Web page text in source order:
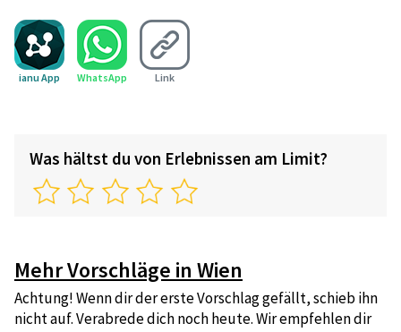
ianu App WhatsApp Link
Was hältst du von Erlebnissen am Limit?
Mehr Vorschläge in Wien
Achtung! Wenn dir der erste Vorschlag gefällt, schieb ihn
nicht auf. Verabrede dich noch heute. Wir empfehlen dir